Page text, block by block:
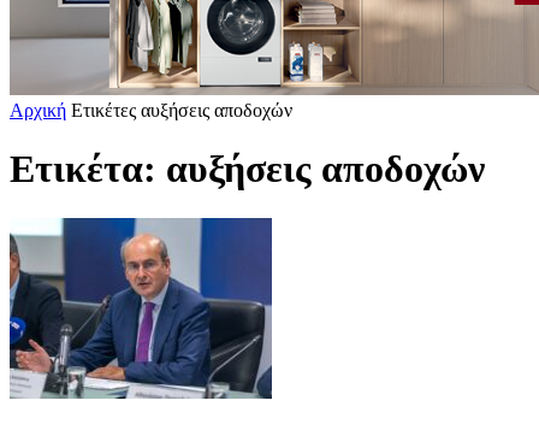
Αρχική Ετικέτες αυξήσεις αποδοχών
Ετικέτα: αυξήσεις αποδοχών